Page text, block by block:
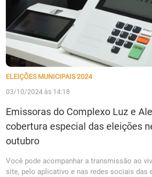
ELEIÇÕES MUNICIPAIS 2024
03/10/2024 às 14:18
Emissoras do Complexo Luz e
cobertura especial das eleições
outubro
Você pode acompanhar a transmissão ao
site, pelo aplicativo e nas redes sociais das